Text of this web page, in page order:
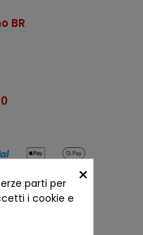
BR
×
parti per
i cookie e